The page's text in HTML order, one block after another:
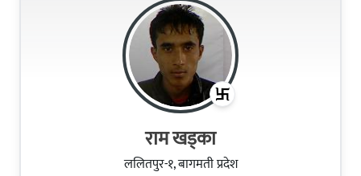
राम खड्का
ललितपुर-१, बागमती प्रदेश